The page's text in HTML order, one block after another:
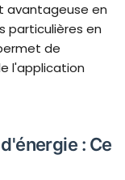
avantageuse en
particulières en
de
l'application
: Ce